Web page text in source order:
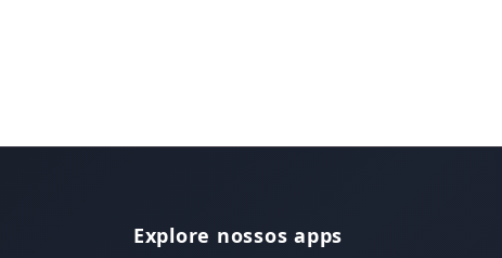
Explore nossos apps